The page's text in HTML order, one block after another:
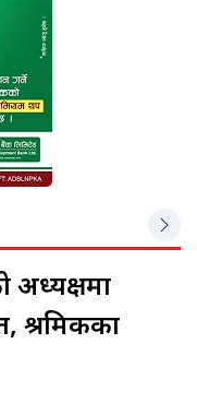
अध्यक्षमा
श्रमिकका